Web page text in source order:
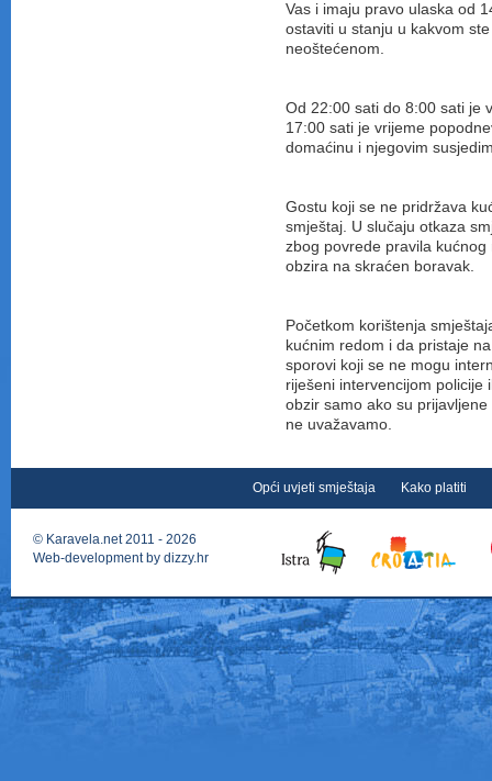
Vas i imaju pravo ulaska od
ostaviti u stanju u kakvom
neoštećenom.
Od 22:00 sati do 8:00 sati je
17:00 sati je vrijeme
domaćinu i njegovim
Gostu koji se ne pridržava
smještaj. U slučaju otkaza
zbog povrede pravila
obzira na skraćen boravak.
Početkom korištenja
kućnim redom i da pristaje
sporovi koji se ne mogu
riješeni intervencijom policije
obzir samo ako su
ne uvažavamo.
Opći uvjeti smještaja Kako platiti
© Karavela.net2011 - 2026
Web-development by dizzy.hr